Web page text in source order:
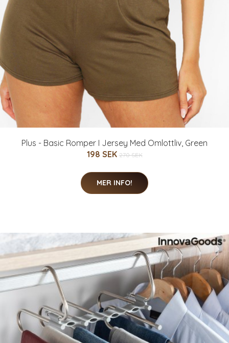
Plus - Basic Romper I Jersey Med Omlottliv, Green
198 SEK 270 SEK
MER INFO!